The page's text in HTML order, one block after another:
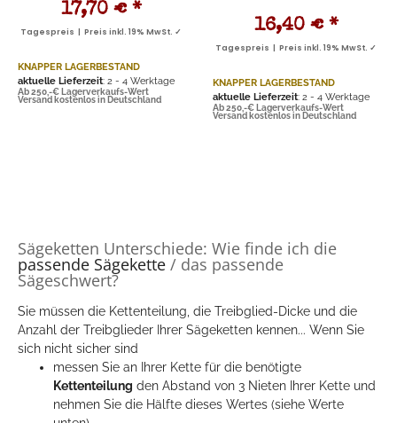
17,70 € *
Tagespreis | Preis inkl. 19% MwSt. ✓
KNAPPER LAGERBESTAND
aktuelle Lieferzeit: 2 - 4 Werktage
Ab 250,-€ Lagerverkaufs-Wert
Versand kostenlos in Deutschland
16,40 € *
Tagespreis | Preis inkl. 19% MwSt. ✓
KNAPPER LAGERBESTAND
aktuelle Lieferzeit: 2 - 4 Werktage
Ab 250,-€ Lagerverkaufs-Wert
Versand kostenlos in Deutschland
Sägeketten Unterschiede: Wie finde ich die
passende Sägekette / das passende
Sägeschwert?
Sie müssen die Kettenteilung, die Treibglied-Dicke und die
Anzahl der Treibglieder Ihrer Sägeketten kennen... Wenn Sie
sich nicht sicher sind
messen Sie an Ihrer Kette für die benötigte
Kettenteilung den Abstand von 3 Nieten Ihrer Kette und
nehmen Sie die Hälfte dieses Wertes (siehe Werte